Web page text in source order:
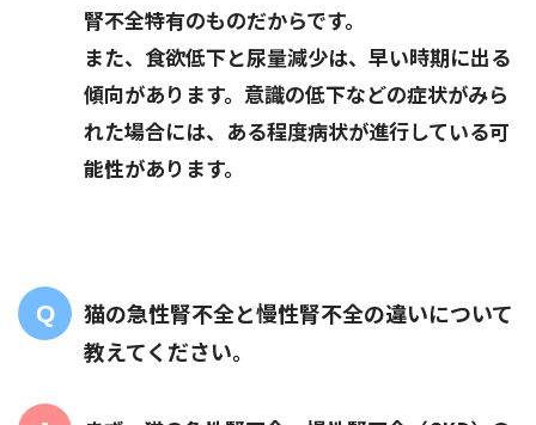
腎不全特有のものだからです。
また、食欲低下と尿量減少は、早い時期に出る
傾向があります。意識の低下などの症状がみら
れた場合には、ある程度病状が進行している可
能性があります。
猫の急性腎不全と慢性腎不全の違いについて
教えてください。